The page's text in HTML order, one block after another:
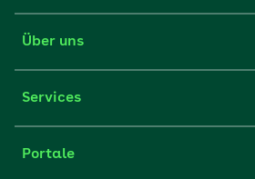
Über uns
Services
Portale